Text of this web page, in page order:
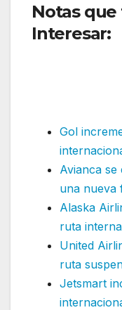
Notas
Interesar:
Gol
Avianca
una nueva
Alaska
ruta
United
ruta
Jetsmart